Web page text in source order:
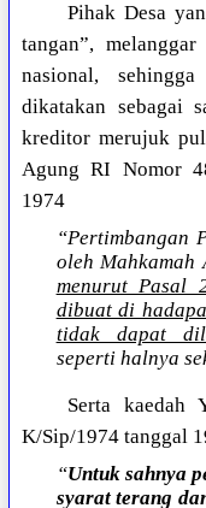
Pihak Desa
tangan”,
nasional,
dikatakan sebagai
kreditor merujuk
Agung RI Nomor
1974
“Pertimbangan
oleh
menurut Pasal
dibuat di
tidak dapat
seperti halnya
Serta kaedah
K/Sip/1974 tanggal
“Untuk sahnya
syarat terang